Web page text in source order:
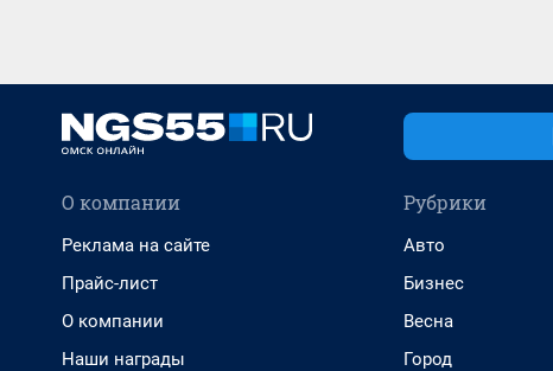
О компании
Реклама на сайте
Прайс-лист
О компании
Наши награды
Рубрики
Авто
Бизнес
Весна
Город